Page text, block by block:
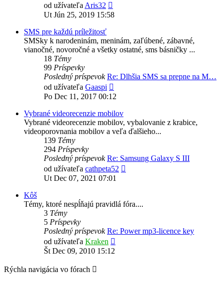
od užívateľa Aris32
posledný
Ut Jún 25, 2019 15:58
SMS pre každú príležitosť
SMSky k narodeninám, meninám, zaľúbené, zábavné,
vianočné, novoročné a všetky ostatné, sms básničky ...
18 Témy
99 Príspevky
Posledný príspevok Re: Dlhšia SMS sa prepne na M…
od užívateľa Gaaspi
posledný
Po Dec 11, 2017 00:12
Vybrané videorecenzie mobilov
Vybrané videorecenzie mobilov, vybalovanie z krabice,
videoporovnania mobilov a veľa ďalšieho...
139 Témy
294 Príspevky
Posledný príspevok Re: Samsung Galaxy S III
od užívateľa cathpeta52
Ut Dec 07, 2021 07:01
Kôš
Témy, ktoré nespĺňajú pravidlá fóra....
3 Témy
5 Príspevky
Posledný príspevok Re: Power mp3-licence key
od užívateľa Kraken
Št Dec 09, 2010 15:12
Rýchla navigácia vo fórach